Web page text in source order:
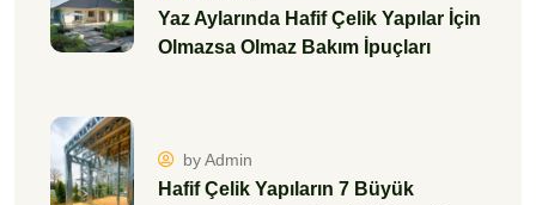
Yaz Aylarında Hafif Çelik Yapılar İçin
Olmazsa Olmaz Bakım İpuçları
by Admin
Hafif Çelik Yapıların 7 Büyük